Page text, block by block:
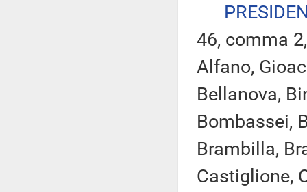
46, comma
Alfano,
Bellanova,
Bombassei,
Brambilla,
Castiglione,